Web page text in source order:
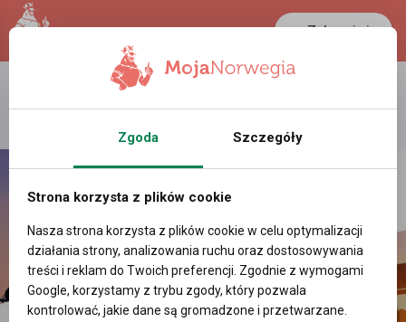
Zaloguj się
LANCASTER
28.7 °C 0.3893 PLN
Zgoda Szczegóły
Strona korzysta z plików cookie
Nasza strona korzysta z plików cookie w celu optymalizacji
działania strony, analizowania ruchu oraz dostosowywania
treści i reklam do Twoich preferencji. Zgodnie z wymogami
Google, korzystamy z trybu zgody, który pozwala
kontrolować, jakie dane są gromadzone i przetwarzane.